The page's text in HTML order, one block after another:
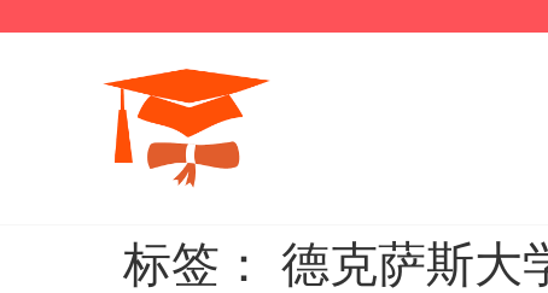
标签： 德克萨斯大